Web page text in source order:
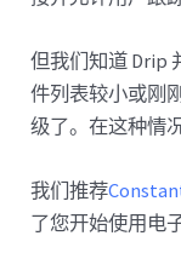
但我们知道 Drip
件列表较小或刚
级了。在这种情
我们推荐
了您开始使用电